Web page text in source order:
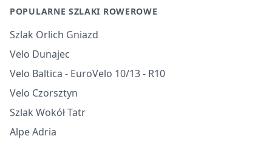
POPULARNE SZLAKI ROWEROWE
Szlak Orlich Gniazd
Velo Dunajec
Velo Baltica - EuroVelo 10/13 - R10
Velo Czorsztyn
Szlak Wokół Tatr
Alpe Adria